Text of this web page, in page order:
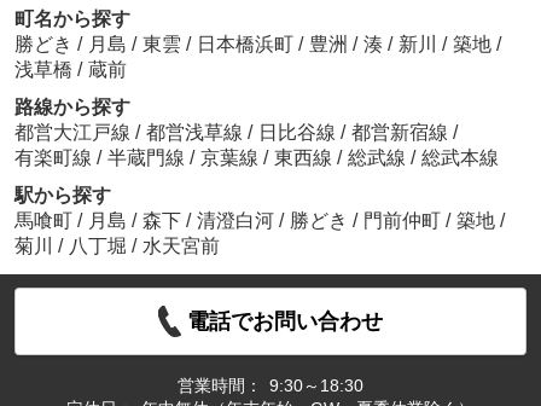
町名から探す
勝どき / 月島 / 東雲 / 日本橋浜町 / 豊洲 / 湊 / 新川 / 築地 /
浅草橋 / 蔵前
路線から探す
都営大江戸線 / 都営浅草線 / 日比谷線 / 都営新宿線 /
有楽町線 / 半蔵門線 / 京葉線 / 東西線 / 総武線 / 総武本線
駅から探す
馬喰町 / 月島 / 森下 / 清澄白河 / 勝どき / 門前仲町 / 築地 /
菊川
/ 八丁堀 / 水天宮前
電話でお問い合わせ
営業時間：
9:30～18:30